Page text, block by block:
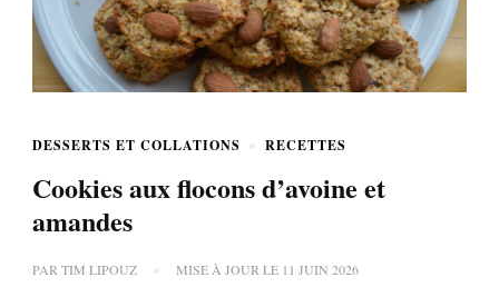
DESSERTS ET COLLATIONS RECETTES
Cookies aux flocons d’avoine et
amandes
PAR TIM LIPOUZ MISE À JOUR LE 11 JUIN 2026